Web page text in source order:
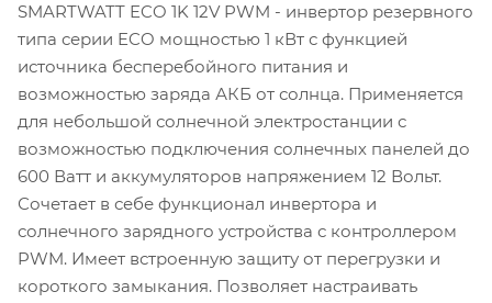
SMARTWATT ECO 1K 12V PWM - инвертор резервного
типа серии ECO мощностью 1 кВт с функцией
источника бесперебойного питания и
возможностью заряда АКБ от солнца. Применяется
для небольшой солнечной электростанции с
возможностью подключения солнечных панелей до
600 Ватт и аккумуляторов напряжением 12 Вольт.
Сочетает в себе функционал инвертора и
солнечного зарядного устройства с контроллером
PWM. Имеет встроенную защиту от перегрузки и
короткого замыкания. Позволяет настраивать